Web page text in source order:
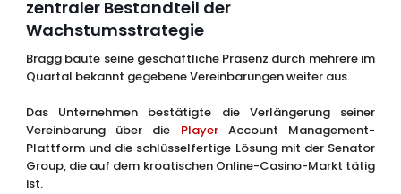
zentraler Bestandteil der
Wachstumsstrategie
Bragg baute seine geschäftliche Präsenz durch mehrere im
Quartal bekannt gegebene Vereinbarungen weiter aus.
Das Unternehmen bestätigte die Verlängerung seiner
Vereinbarung über die PlayerAccount Management-
Plattform und die schlüsselfertige Lösung mit der Senator
Group, die auf dem kroatischen Online-Casino-Markt tätig
ist.